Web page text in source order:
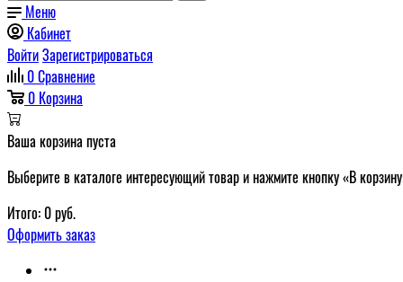
Меню
Кабинет
ВойтиЗарегистрироваться
0Сравнение
0 Корзина
Ваша корзина пуста
Выберите в каталоге интересующий товар и нажмите кнопку «В
Итого: 0руб.
Оформить заказ